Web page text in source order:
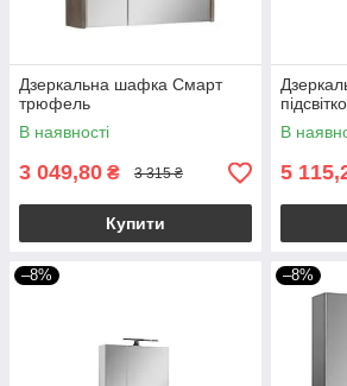
Дзеркальна шафка Смарт
трюфель
В наявності
3 049,80 ₴ 3 315 ₴
Купити
В
5
–8% –8%